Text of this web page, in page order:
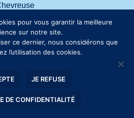
– 91140 Villejust
pour vous garantir la meilleure
sur notre site.
ce dernier, nous considérons que
l’utilisation des cookies.
JE REFUSE
DE CONFIDENTIALITÉ